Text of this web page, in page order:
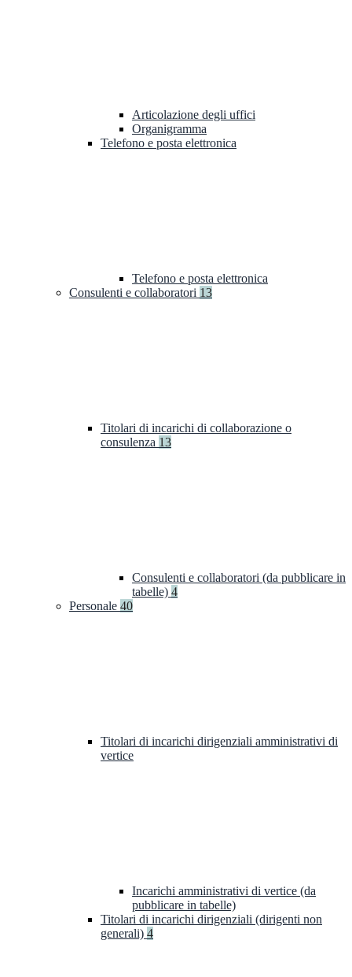
Articolazione degli uffici
Organigramma
Telefono e posta elettronica
Telefono e posta elettronica
Consulenti e collaboratori 13
Titolari di incarichi di collaborazione o
consulenza 13
Consulenti e collaboratori (da pubblicare in
tabelle) 4
Personale 40
Titolari di incarichi dirigenziali amministrativi di
vertice
Incarichi amministrativi di vertice (da
pubblicare in tabelle)
Titolari di incarichi dirigenziali (dirigenti non
generali) 4